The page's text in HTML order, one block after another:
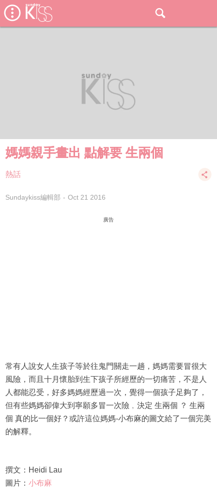
媽媽親手畫出 點解要 生兩個
熱話
Sundaykiss編輯部 Oct 21 2016
廣告
常有人說女人生孩子等於往鬼門關走一趟，媽媽需要冒很大
風險，而且十月懷胎到生下孩子所經歷的一切痛苦，不是人
人都能忍受，好多媽媽經歷過一次，覺得一個孩子足夠了，
但有些媽媽卻偉大到寧願多冒一次險﹐決定 生兩個 ？ 生兩
個 真的比一個好？或許這位媽媽-小布麻的圖文給了一個完美
的解釋。
撰文：Heidi Lau
圖片： 小布麻